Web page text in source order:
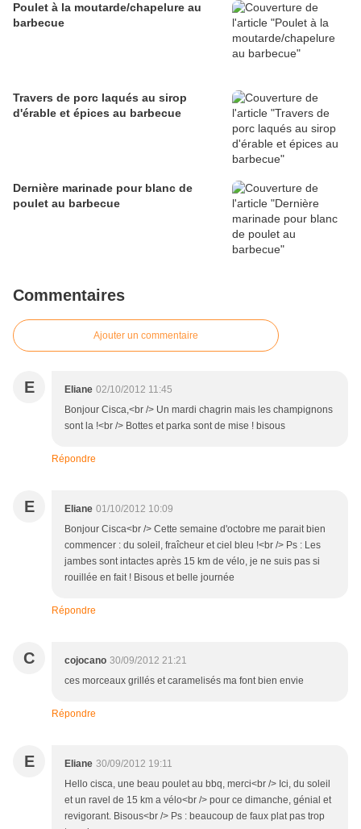
Poulet à la moutarde/chapelure au
barbecue
Travers de porc laqués au sirop
d'érable et épices au barbecue
Dernière marinade pour blanc de
poulet au barbecue
Commentaires
Ajouter un commentaire
E Eliane 02/10/2012 11:45
Bonjour Cisca,<br /> Un mardi chagrin mais les champignons
sont la !<br /> Bottes et parka sont de mise ! bisous
Répondre
E Eliane 01/10/2012 10:09
Bonjour Cisca<br /> Cette semaine d'octobre me parait bien
commencer : du soleil, fraîcheur et ciel bleu !<br /> Ps : Les
jambes sont intactes après 15 km de vélo, je ne suis pas si
rouillée en fait ! Bisous et belle journée
Répondre
C cojocano 30/09/2012 21:21
ces morceaux grillés et caramelisés ma font bien envie
Répondre
E Eliane 30/09/2012 19:11
Hello cisca, une beau poulet au bbq, merci<br /> Ici, du soleil
et un ravel de 15 km a vélo<br /> pour ce dimanche, génial et
revigorant. Bisous<br /> Ps : beaucoup de faux plat pas trop